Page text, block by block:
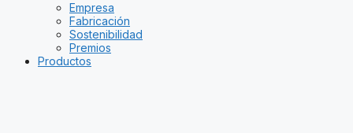
Empresa
Fabricación
Sostenibilidad
Premios
Productos